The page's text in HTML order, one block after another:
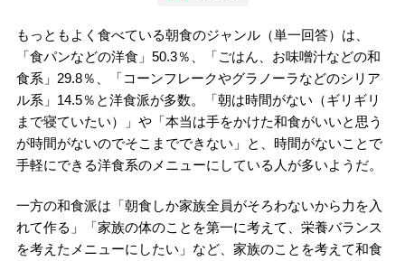
もっともよく食べている朝食のジャンル（単一回答）は、
「食パンなどの洋食」50.3％、「ごはん、お味噌汁などの和
食系」29.8％、「コーンフレークやグラノーラなどのシリア
ル系」14.5％と洋食派が多数。「朝は時間がない（ギリギリ
まで寝ていたい）」や「本当は手をかけた和食がいいと思う
が時間がないのでそこまでできない」と、時間がないことで
手軽にできる洋食系のメニューにしている人が多いようだ。
一方の和食派は「朝食しか家族全員がそろわないから力を入
れて作る」「家族の体のことを第一に考えて、栄養バランス
を考えたメニューにしたい」など、家族のことを考えて和食